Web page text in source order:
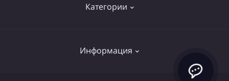
Категории
Информация